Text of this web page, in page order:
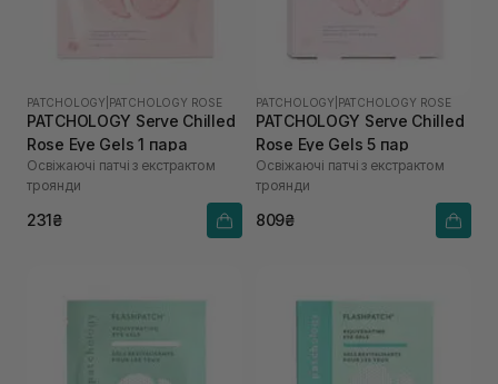
PATCHOLOGY PATCHOLOGY ROSE
PATCHOLOGY Serve Chilled
Rose Eye Gels 1 пара
Освіжаючі патчі з екстрактом
троянди
231₴
PATCHOLOGY PATCHOLOGY ROSE
PATCHOLOGY Serve Chilled
Rose Eye Gels 5 пар
Освіжаючі патчі з екстрактом
троянди
809₴